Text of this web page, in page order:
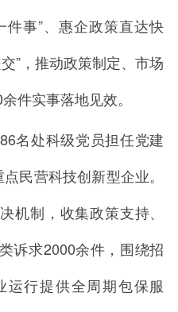
件事”、惠企政策直达快
”，推动政策制定、市场
件实事落地见效。
名处科级党员担任党建
民营科技创新型企业。
机制，收集政策支持、
诉求2000余件，围绕招
行提供全周期包保服